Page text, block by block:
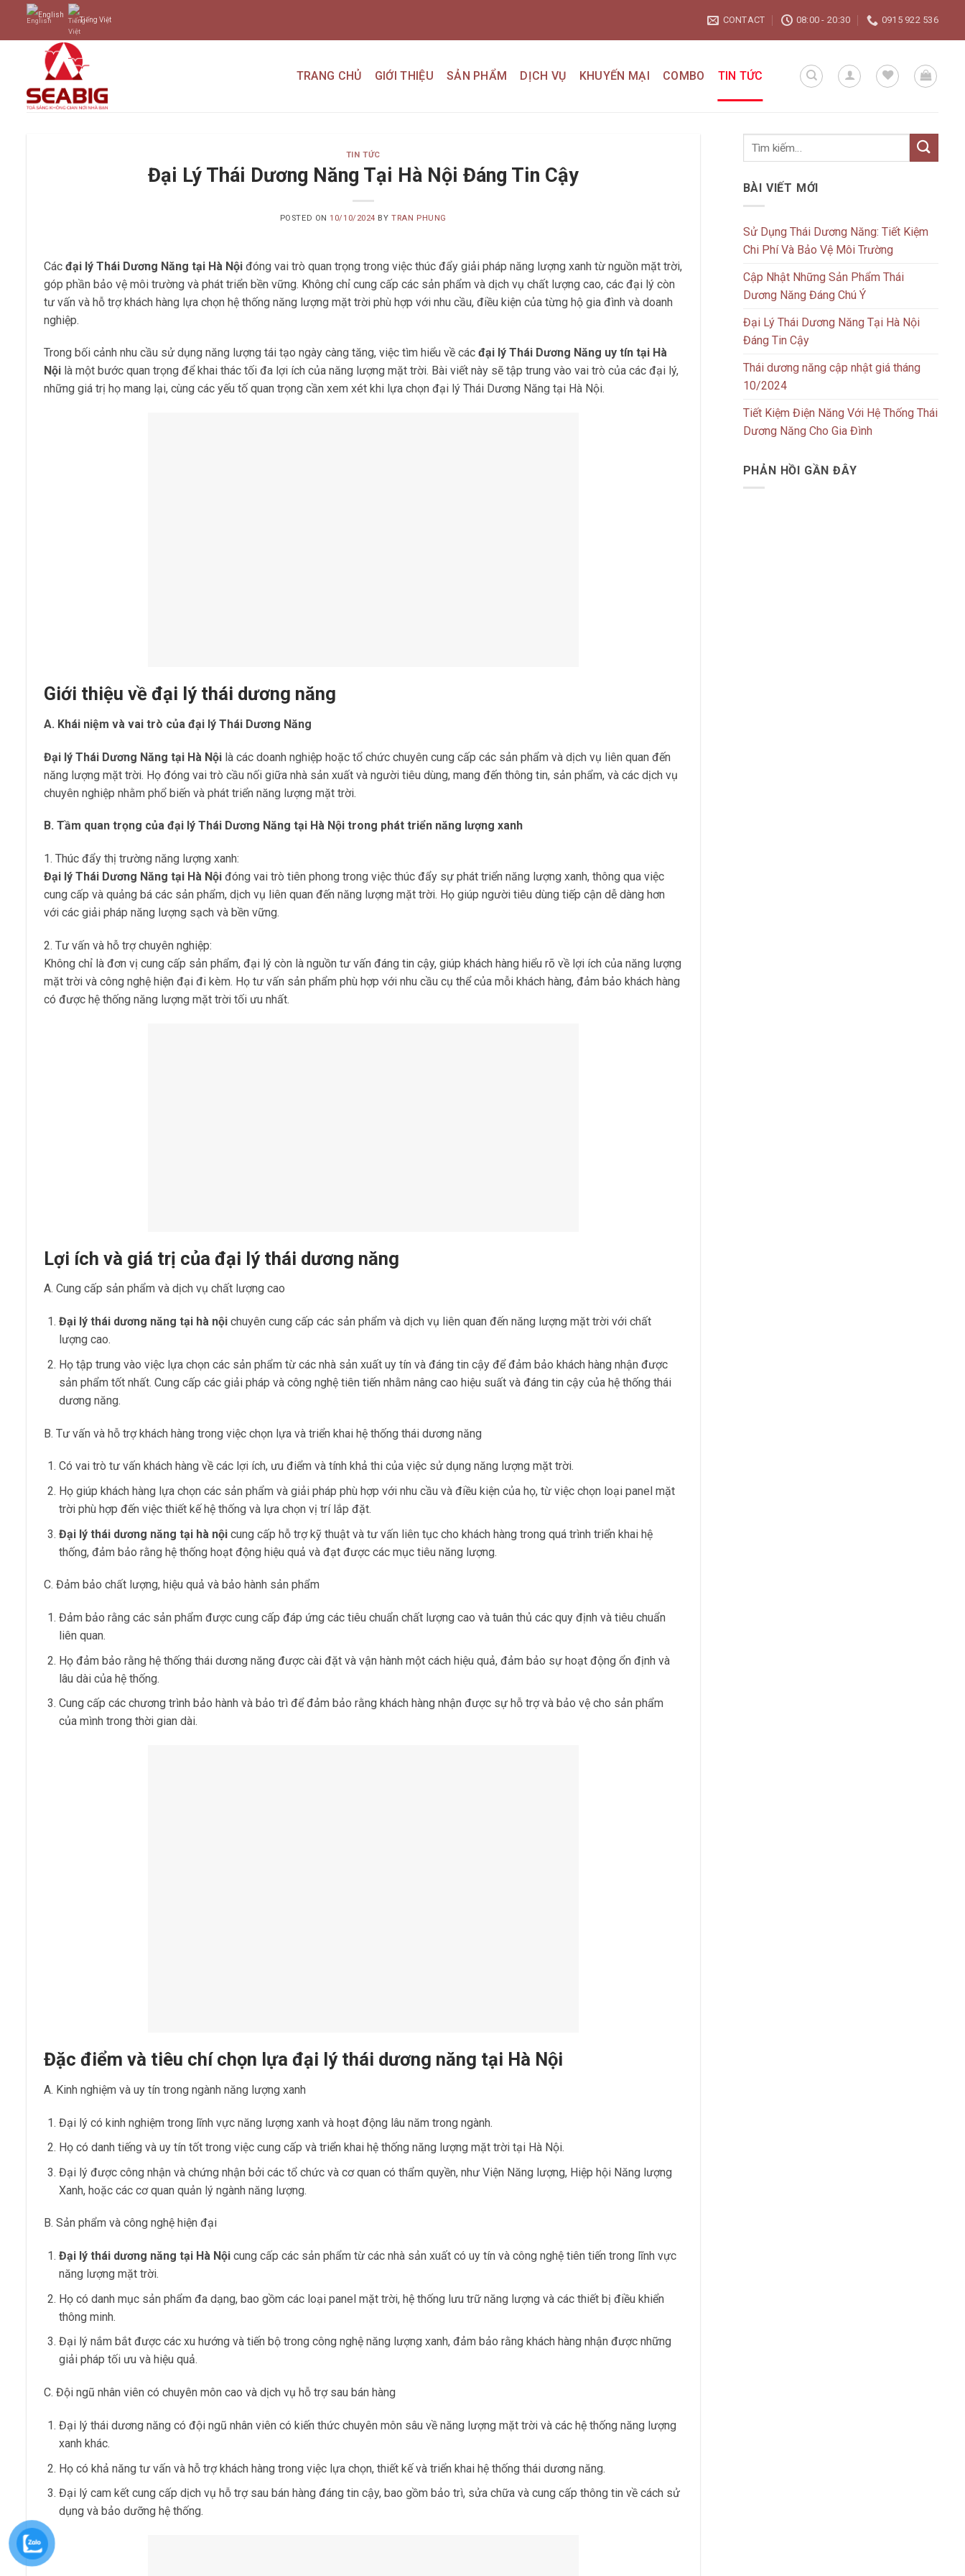
content
English
Tiếng Việt CONTACT 08:00 - 20:30 0915 922 536
TRANG CHỦ GIỚI THIỆU SẢN PHẨM DỊCH VỤ KHUYẾN MẠI COMBO TIN TỨC
TIN TỨC
Đại Lý Thái Dương Năng Tại Hà Nội Đáng Tin Cậy
POSTED ON 10/10/2024 BYTRAN PHUNG
Các đại lý Thái Dương Năng tại Hà Nội đóng vai trò quan trọng trong việc thúc đẩy giải pháp năng lượng xanh từ nguồn mặt trời,
góp phần bảo vệ môi trường và phát triển bền vững. Không chỉ cung cấp các sản phẩm và dịch vụ chất lượng cao, các đại lý còn
tư vấn và hỗ trợ khách hàng lựa chọn hệ thống năng lượng mặt trời phù hợp với nhu cầu, điều kiện của từng hộ gia đình và doanh
nghiệp.
Trong bối cảnh nhu cầu sử dụng năng lượng tái tạo ngày càng tăng, việc tìm hiểu về các đại lý Thái Dương Năng uy tín tại Hà
Nội là một bước quan trọng để khai thác tối đa lợi ích của năng lượng mặt trời. Bài viết này sẽ tập trung vào vai trò của các đại lý,
những giá trị họ mang lại, cùng các yếu tố quan trọng cần xem xét khi lựa chọn đại lý Thái Dương Năng tại Hà Nội.
Giới thiệu về đại lý thái dương năng
A. Khái niệm và vai trò của đại lý Thái Dương Năng
Đại lý Thái Dương Năng tại Hà Nội là các doanh nghiệp hoặc tổ chức chuyên cung cấp các sản phẩm và dịch vụ liên quan đến
năng lượng mặt trời. Họ đóng vai trò cầu nối giữa nhà sản xuất và người tiêu dùng, mang đến thông tin, sản phẩm, và các dịch vụ
chuyên nghiệp nhằm phổ biến và phát triển năng lượng mặt trời.
B. Tầm quan trọng của đại lý Thái Dương Năng tại Hà Nội trong phát triển năng lượng xanh
1. Thúc đẩy thị trường năng lượng xanh:
Đại lý Thái Dương Năng tại Hà Nội đóng vai trò tiên phong trong việc thúc đẩy sự phát triển năng lượng xanh, thông qua việc
cung cấp và quảng bá các sản phẩm, dịch vụ liên quan đến năng lượng mặt trời. Họ giúp người tiêu dùng tiếp cận dễ dàng hơn
với các giải pháp năng lượng sạch và bền vững.
2. Tư vấn và hỗ trợ chuyên nghiệp:
Không chỉ là đơn vị cung cấp sản phẩm, đại lý còn là nguồn tư vấn đáng tin cậy, giúp khách hàng hiểu rõ về lợi ích của năng lượng
mặt trời và công nghệ hiện đại đi kèm. Họ tư vấn sản phẩm phù hợp với nhu cầu cụ thể của mỗi khách hàng, đảm bảo khách hàng
có được hệ thống năng lượng mặt trời tối ưu nhất.
Lợi ích và giá trị của đại lý thái dương năng
A. Cung cấp sản phẩm và dịch vụ chất lượng cao
Đại lý thái dương năng tại hà nộichuyên cung cấp các sản phẩm và dịch vụ liên quan đến năng lượng mặt trời với chất
lượng cao.
Họ tập trung vào việc lựa chọn các sản phẩm từ các nhà sản xuất uy tín và đáng tin cậy để đảm bảo khách hàng nhận được
sản phẩm tốt nhất. Cung cấp các giải pháp và công nghệ tiên tiến nhằm nâng cao hiệu suất và đáng tin cậy của hệ thống thái
dương năng.
B. Tư vấn và hỗ trợ khách hàng trong việc chọn lựa và triển khai hệ thống thái dương năng
Có vai trò tư vấn khách hàng về các lợi ích, ưu điểm và tính khả thi của việc sử dụng năng lượng mặt trời.
Họ giúp khách hàng lựa chọn các sản phẩm và giải pháp phù hợp với nhu cầu và điều kiện của họ, từ việc chọn loại panel mặt
trời phù hợp đến việc thiết kế hệ thống và lựa chọn vị trí lắp đặt.
Đại lý thái dương năng tại hà nộicung cấp hỗ trợ kỹ thuật và tư vấn liên tục cho khách hàng trong quá trình triển khai hệ
thống, đảm bảo rằng hệ thống hoạt động hiệu quả và đạt được các mục tiêu năng lượng.
C. Đảm bảo chất lượng, hiệu quả và bảo hành sản phẩm
Đảm bảo rằng các sản phẩm được cung cấp đáp ứng các tiêu chuẩn chất lượng cao và tuân thủ các quy định và tiêu chuẩn
liên quan.
Họ đảm bảo rằng hệ thống thái dương năng được cài đặt và vận hành một cách hiệu quả, đảm bảo sự hoạt động ổn định và
lâu dài của hệ thống.
Cung cấp các chương trình bảo hành và bảo trì để đảm bảo rằng khách hàng nhận được sự hỗ trợ và bảo vệ cho sản phẩm
của mình trong thời gian dài.
Đặc điểm và tiêu chí chọn lựa đại lý thái dương năng tại Hà Nội
A. Kinh nghiệm và uy tín trong ngành năng lượng xanh
Đại lý có kinh nghiệm trong lĩnh vực năng lượng xanh và hoạt động lâu năm trong ngành.
Họ có danh tiếng và uy tín tốt trong việc cung cấp và triển khai hệ thống năng lượng mặt trời tại Hà Nội.
Đại lý được công nhận và chứng nhận bởi các tổ chức và cơ quan có thẩm quyền, như Viện Năng lượng, Hiệp hội Năng lượng
Xanh, hoặc các cơ quan quản lý ngành năng lượng.
B. Sản phẩm và công nghệ hiện đại
Đại lý thái dương năng tại Hà Nộicung cấp các sản phẩm từ các nhà sản xuất có uy tín và công nghệ tiên tiến trong lĩnh vực
năng lượng mặt trời.
Họ có danh mục sản phẩm đa dạng, bao gồm các loại panel mặt trời, hệ thống lưu trữ năng lượng và các thiết bị điều khiển
thông minh.
Đại lý nắm bắt được các xu hướng và tiến bộ trong công nghệ năng lượng xanh, đảm bảo rằng khách hàng nhận được những
giải pháp tối ưu và hiệu quả.
C. Đội ngũ nhân viên có chuyên môn cao và dịch vụ hỗ trợ sau bán hàng
Đại lý thái dương năng có đội ngũ nhân viên có kiến thức chuyên môn sâu về năng lượng mặt trời và các hệ thống năng lượng
xanh khác.
Họ có khả năng tư vấn và hỗ trợ khách hàng trong việc lựa chọn, thiết kế và triển khai hệ thống thái dương năng.
Đại lý cam kết cung cấp dịch vụ hỗ trợ sau bán hàng đáng tin cậy, bao gồm bảo trì, sửa chữa và cung cấp thông tin về cách sử
dụng và bảo dưỡng hệ thống.
BÀI VIẾT MỚI
Sử Dụng Thái Dương Năng: Tiết Kiệm
Chi Phí Và Bảo Vệ Môi Trường
Cập Nhật Những Sản Phẩm Thái
Dương Năng Đáng Chú Ý
Đại Lý Thái Dương Năng Tại Hà Nội
Đáng Tin Cậy
Thái dương năng cập nhật giá tháng
10/2024
Tiết Kiệm Điện Năng Với Hệ Thống Thái
Dương Năng Cho Gia Đình
PHẢN HỒI GẦN ĐÂY